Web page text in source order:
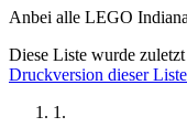
Anbei alle LEGO
Diese Liste wurde
Druckversion dieser Liste